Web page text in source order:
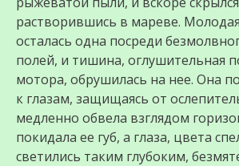
растворившись в мареве.
осталась одна посреди
полей, и тишина, оглушительная
мотора, обрушилась на нее. Она
к глазам, защищаясь от
медленно обвела взглядом
покидала ее губ, а глаза, цвета
светились таким глубоким,